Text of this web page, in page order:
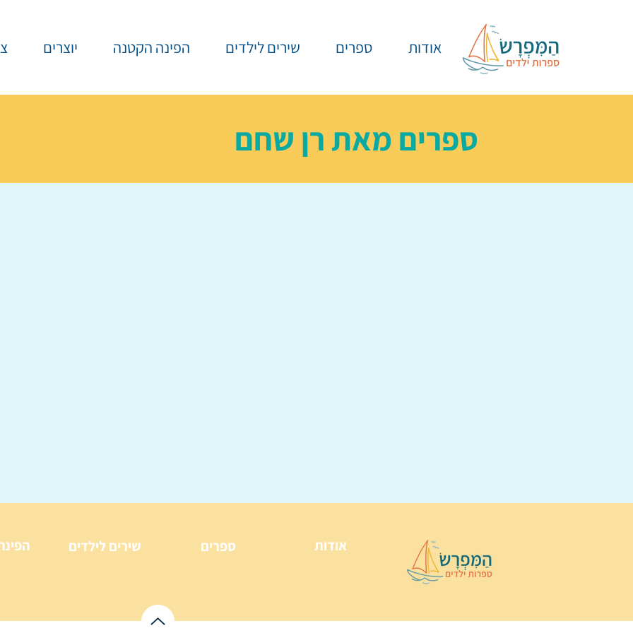
אודות ספרים שירים לילדים הפינה הקטנה יוצרים
רן שחםספרים מאת
שירים לילדים ספרים אודות